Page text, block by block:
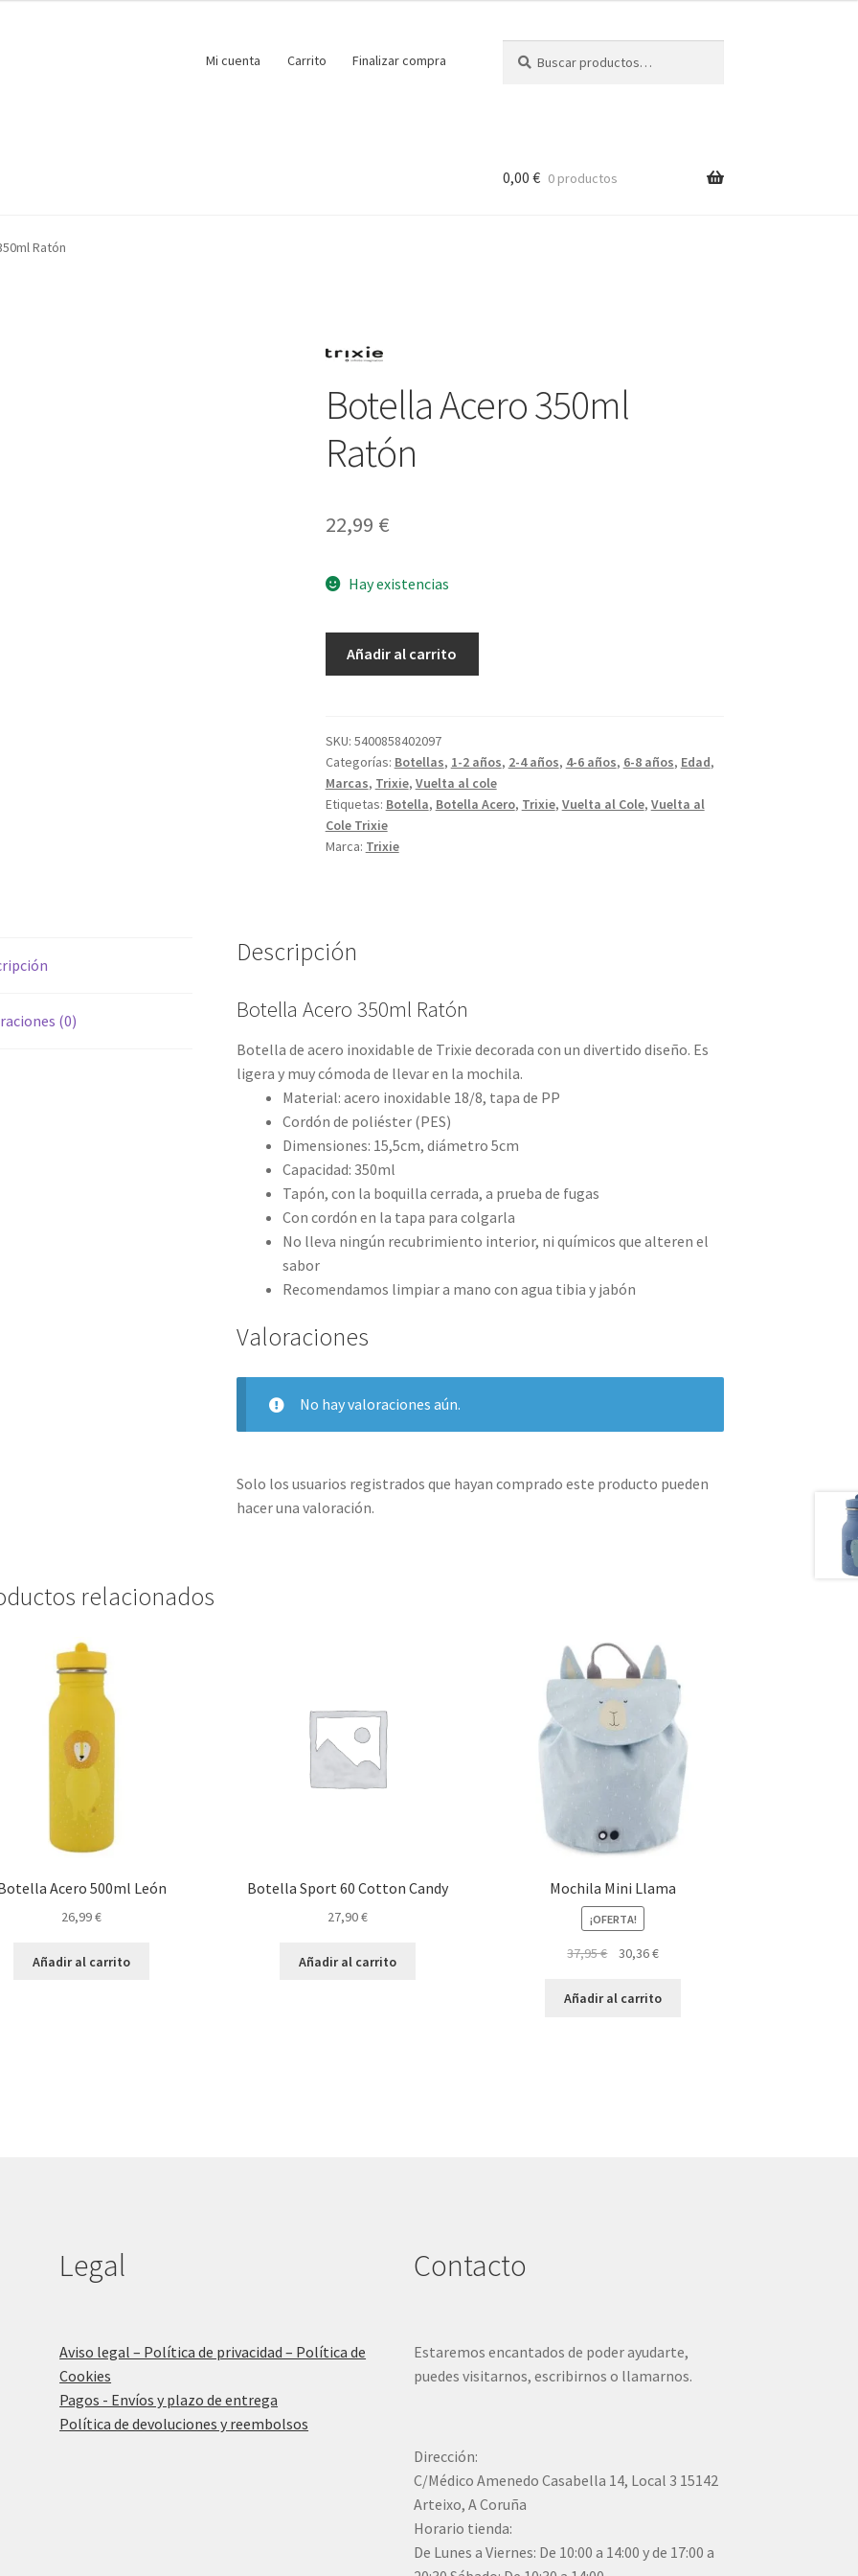
Mi cuenta Carrito Finalizar compra
por:
0,00 € 0 productos
Ratón
Botella Acero 350ml
Ratón
22,99 €
Hay existencias
cantidad
Añadir al carrito
SKU: 5400858402097
Categorías: Botellas, 1-2 años, 2-4 años, 4-6 años, 6-8 años, Edad,
Marcas, Trixie, Vuelta al cole
Etiquetas: Botella, Botella Acero, Trixie, Vuelta al Cole, Vuelta al
Cole Trixie
Marca: Trixie
(0)
Descripción
Botella Acero 350ml Ratón
Botella de acero inoxidable de Trixie decorada con un divertido diseño. Es
ligera y muy cómoda de llevar en la mochila.
Material: acero inoxidable 18/8, tapa de PP
Cordón de poliéster (PES)
Dimensiones: 15,5cm, diámetro 5cm
Capacidad: 350ml
Tapón, con la boquilla cerrada, a prueba de fugas
Con cordón en la tapa para colgarla
No lleva ningún recubrimiento interior, ni químicos que alteren el
sabor
Recomendamos limpiar a mano con agua tibia y jabón
Valoraciones
No hay valoraciones aún.
Solo los usuarios registrados que hayan comprado este producto pueden
hacer una valoración.
relacionados
Acero 500ml León
26,99€
Añadir al carrito
Botella Sport 60 Cotton Candy
27,90€
Añadir al carrito
Mochila Mini Llama
¡OFERTA!
37,95€
El
original
30,36€El
actual
Añadir al carrito
Legal
Aviso legal – Política de privacidad – Política de
Cookies
Pagos - Envíos y plazo de entrega
Política de devoluciones y reembolsos
Contacto
Estaremos encantados de poder ayudarte,
puedes visitarnos, escribirnos o llamarnos.
Dirección:
C/Médico Amenedo Casabella 14, Local 3 15142
Arteixo, A Coruña
Horario tienda:
De Lunes a Viernes: De 10:00 a 14:00 y de 17:00 a